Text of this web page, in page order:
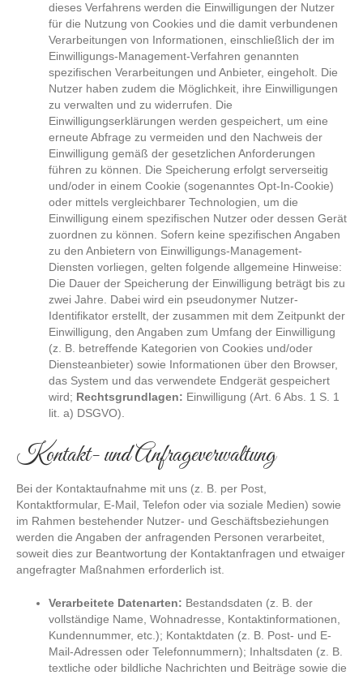
dieses Verfahrens werden die Einwilligungen der Nutzer
für die Nutzung von Cookies und die damit verbundenen
Verarbeitungen von Informationen, einschließlich der im
Einwilligungs-Management-Verfahren genannten
spezifischen Verarbeitungen und Anbieter, eingeholt. Die
Nutzer haben zudem die Möglichkeit, ihre Einwilligungen
zu verwalten und zu widerrufen. Die
Einwilligungserklärungen werden gespeichert, um eine
erneute Abfrage zu vermeiden und den Nachweis der
Einwilligung gemäß der gesetzlichen Anforderungen
führen zu können. Die Speicherung erfolgt serverseitig
und/oder in einem Cookie (sogenanntes Opt-In-Cookie)
oder mittels vergleichbarer Technologien, um die
Einwilligung einem spezifischen Nutzer oder dessen Gerät
zuordnen zu können. Sofern keine spezifischen Angaben
zu den Anbietern von Einwilligungs-Management-
Diensten vorliegen, gelten folgende allgemeine Hinweise:
Die Dauer der Speicherung der Einwilligung beträgt bis zu
zwei Jahre. Dabei wird ein pseudonymer Nutzer-
Identifikator erstellt, der zusammen mit dem Zeitpunkt der
Einwilligung, den Angaben zum Umfang der Einwilligung
(z. B. betreffende Kategorien von Cookies und/oder
Diensteanbieter) sowie Informationen über den Browser,
das System und das verwendete Endgerät gespeichert
wird; Rechtsgrundlagen: Einwilligung (Art. 6 Abs. 1 S. 1
lit. a) DSGVO).
Kontakt- und Anfrageverwaltung
Bei der Kontaktaufnahme mit uns (z. B. per Post,
Kontaktformular, E-Mail, Telefon oder via soziale Medien) sowie
im Rahmen bestehender Nutzer- und Geschäftsbeziehungen
werden die Angaben der anfragenden Personen verarbeitet,
soweit dies zur Beantwortung der Kontaktanfragen und etwaiger
angefragter Maßnahmen erforderlich ist.
Verarbeitete Datenarten: Bestandsdaten (z. B. der
vollständige Name, Wohnadresse, Kontaktinformationen,
Kundennummer, etc.); Kontaktdaten (z. B. Post- und E-
Mail-Adressen oder Telefonnummern); Inhaltsdaten (z. B.
textliche oder bildliche Nachrichten und Beiträge sowie die